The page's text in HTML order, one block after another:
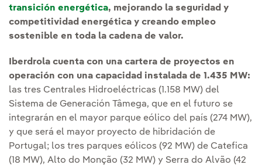
transición energética, mejorando la seguridad y
competitividad energética y creando empleo
sostenible en toda la cadena de valor.
Iberdrola cuenta con una cartera de proyectos en
operación con una capacidad instalada de 1.435 MW:
las tres Centrales Hidroeléctricas (1.158 MW) del
Sistema de Generación Tâmega, que en el futuro se
integrarán en el mayor parque eólico del país (274 MW),
y que será el mayor proyecto de hibridación de
Portugal; los tres parques eólicos (92 MW) de Catefica
(18 MW), Alto do Monção (32 MW) y Serra do Alvão (42